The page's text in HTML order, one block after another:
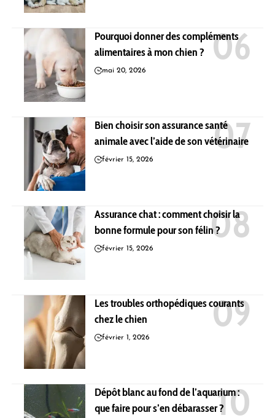
Pourquoi donner des compléments
alimentaires à mon chien ?
mai 20, 2026
Bien choisir son assurance santé
animale avec l’aide de son vétérinaire
février 15, 2026
Assurance chat : comment choisir la
bonne formule pour son félin ?
février 15, 2026
Les troubles orthopédiques courants
chez le chien
février 1, 2026
Dépôt blanc au fond de l’aquarium :
que faire pour s’en débarasser ?